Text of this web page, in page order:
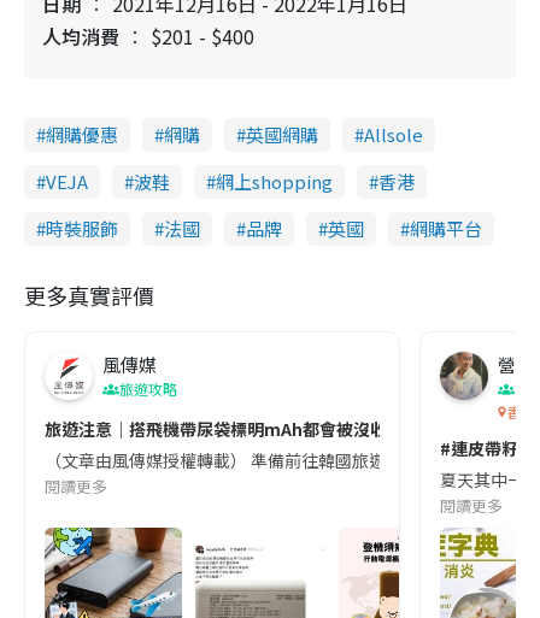
人均消費
$201 - $400
網購優惠 網購 英國網購
Allsole
VEJA
波鞋 網上shopping
香港
時裝服飾
法國 品牌 英國 網購平台
更多真實評價
風傳媒
旅遊攻略
旅遊注意｜搭飛機帶尿袋標明mAh都會被沒收😱出發前切記檢查
（文章由風傳媒授權轉載） 準備前往韓國旅遊的民眾，近期要
閱讀更多
營養
香港
#連皮帶籽
夏天其中一
閱讀更多